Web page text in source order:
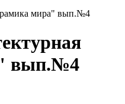
мира" вып.№4
вып.№4